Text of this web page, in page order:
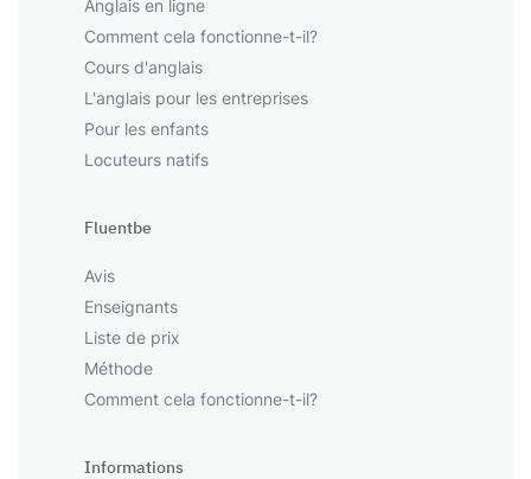
Anglais en ligne
Comment cela fonctionne-t-il?
Cours d'anglais
L'anglais pour les entreprises
Pour les enfants
Locuteurs natifs
Fluentbe
Avis
Enseignants
Liste de prix
Méthode
Comment cela fonctionne-t-il?
Informations